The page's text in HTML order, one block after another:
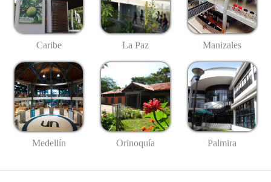
Caribe La Paz Manizales
Medellín Orinoquía Palmira